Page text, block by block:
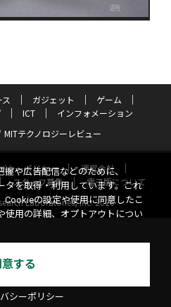
ガジェット
ゲーム
ICT
インフォメーション
MITテクノロジーレビュー
シーポリシー
運営会社
スタッフ募集
電子版について
Laboratories, Inc. 2026
や広告配信などのために、
タを取得・利用しています。これ
の設定や使用に同意したこ
使用の詳細、オプトアウトについ
意する
シーポリシー